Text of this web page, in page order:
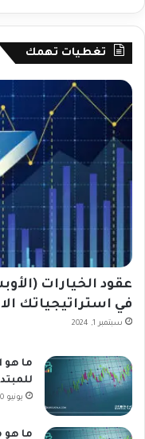
تغطيات تهمك
عقود الخيارات
في استراتيجياتك
سبتمبر 1, 2024
يونيو 10, 2025
ما هو